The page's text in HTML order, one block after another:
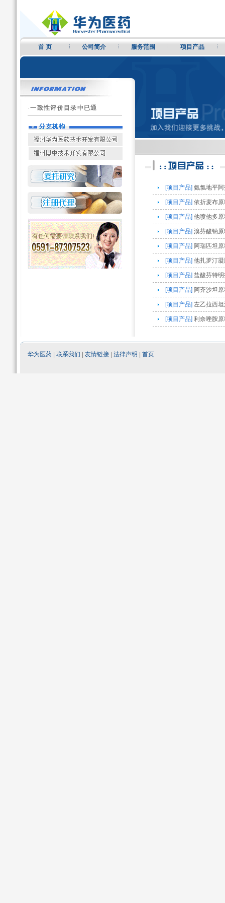
首 页 公司简介 服务范围 项目产品
·一致性评价目录中已通
[项目产品] 氨氯地平
[项目产品] 依折麦布
[项目产品] 他喷他多
[项目产品] 溴芬酸钠
[项目产品] 阿瑞匹坦
[项目产品] 他扎罗汀
[项目产品] 盐酸芬特
[项目产品] 阿齐沙坦
[项目产品] 左乙拉西
[项目产品] 利奈唑胺
华为医药 联系我们 友情链接 法律声明 首页